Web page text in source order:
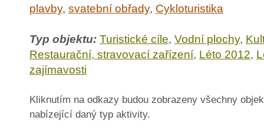
plavby, svatební obřady, Cykloturistika
Typ objektu: Turistické cíle, Vodní plochy,
Restaurační, stravovací zařízení, Léto 2012,
zajímavosti
Kliknutím na odkazy budou zobrazeny všechny
nabízející daný typ aktivity.